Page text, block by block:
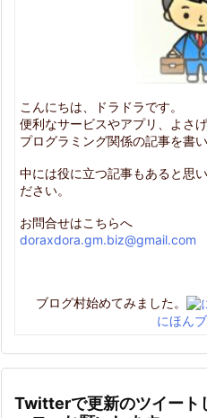
こんにちは、ドラドラです。
便利なサービスやアプリ、よさ
プログラミング関係の記事を書い
中には役に立つ記事もあると思
ださい。
お問合せはこちらへ
doraxdora.gm.biz@gmail.com
ブログ村始めてみました。
にほん
Twitterで更新のツイート